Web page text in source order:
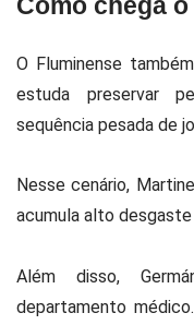
Como chega
O Fluminense
estuda preservar
sequência pesada de
Nesse cenário,
acumula alto
Além disso,
departamento